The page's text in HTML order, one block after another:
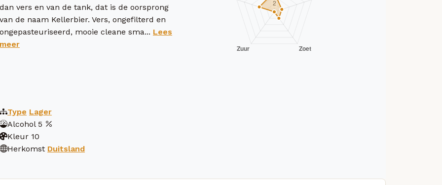
dan vers en van de tank, dat is de oorsprong
van de naam Kellerbier. Vers, ongefilterd en
ongepasteuriseerd, mooie cleane sma... Lees
meer
Type Lager
Alcohol 5
Kleur 10
Herkomst Duitsland